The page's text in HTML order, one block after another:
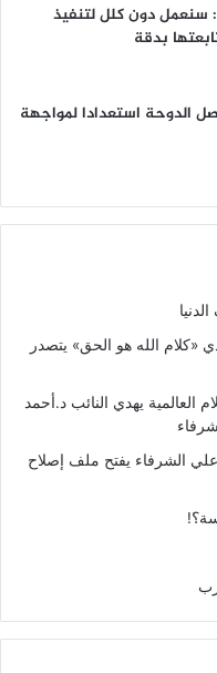
سنعمل دون كلل لتنفيذ
بدقة
الدوحة استعدادا لمواجهة
«كلام الله هو الحق» يتصدر
يهدي النائب د.أحمد
الشرفاء يفتح ملف إصلاح